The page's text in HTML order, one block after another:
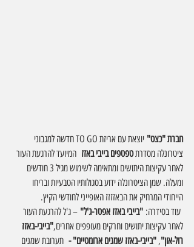
חברת "כצט"
יוצאת עם אריזת TO GO חדשה למגבוני
ציטרונלה מסדרת טפטפים בייבי באזז המיועד להרגעת העור
לאחר עקיצות היתושים ומתאימה לשימוש מגיל 3 חודשים
ומעלה. שמן הציטרונלה ידוע בסגולותיו הטבעיות ובריחו
הייחודי המרחיק את הבאזזזז האופייני לחודשי הקיץ.
עוד בסידרה: "בייבי באזז אפטר-ג'ל" – ג'ל להרגעת העור
לאחר עקיצות יתושים וחרקים מעופפים אחרים,"בייבי-באזז
רול-און", "בייבי-באזז שמנים ארומטיים" - תערובת שמנים